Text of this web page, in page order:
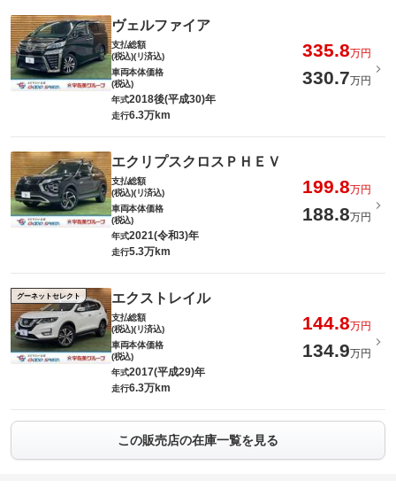
ヴェルファイア
支払総額
(税込)(リ済込)
335.8万円
車両本体価格
(税込)
330.7万円
年式2018後(平成30)年
走行6.3万km
エクリプスクロスＰＨＥＶ
支払総額
(税込)(リ済込)
199.8万円
車両本体価格
(税込)
188.8万円
年式2021(令和3)年
走行5.3万km
グーネットセレクト エクストレイル
支払総額
(税込)(リ済込)
144.8万円
車両本体価格
(税込)
134.9万円
年式2017(平成29)年
走行6.3万km
この販売店の在庫一覧を見る